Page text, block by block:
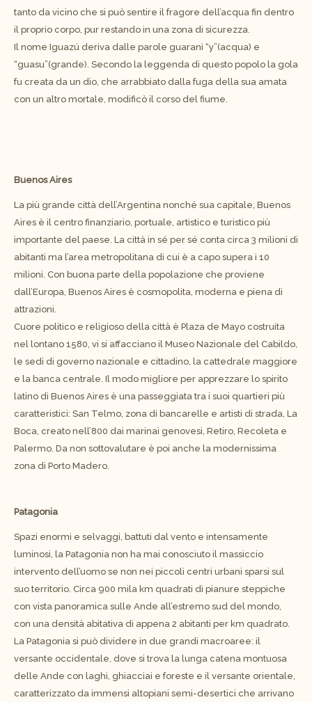
tanto da vicino che si può sentire il fragore dell’acqua fin dentro
il proprio corpo, pur restando in una zona di sicurezza.
Il nome Iguazú deriva dalle parole guaranì “y”(acqua) e
“guasu”(grande). Secondo la leggenda di questo popolo la gola
fu creata da un dio, che arrabbiato dalla fuga della sua amata
con un altro mortale, modificò il corso del fiume.
Buenos Aires
La più grande città dell’Argentina nonché sua capitale, Buenos
Aires è il centro finanziario, portuale, artistico e turistico più
importante del paese. La città in sé per sé conta circa 3 milioni di
abitanti ma l’area metropolitana di cui è a capo supera i 10
milioni. Con buona parte della popolazione che proviene
dall’Europa, Buenos Aires è cosmopolita, moderna e piena di
attrazioni.
Cuore politico e religioso della città è Plaza de Mayo costruita
nel lontano 1580, vi si affacciano il Museo Nazionale del Cabildo,
le sedi di governo nazionale e cittadino, la cattedrale maggiore
e la banca centrale. Il modo migliore per apprezzare lo spirito
latino di Buenos Aires è una passeggiata tra i suoi quartieri più
caratteristici: San Telmo, zona di bancarelle e artisti di strada, La
Boca, creato nell’800 dai marinai genovesi, Retiro, Recoleta e
Palermo. Da non sottovalutare è poi anche la modernissima
zona di Porto Madero.
Patagonia
Spazi enormi e selvaggi, battuti dal vento e intensamente
luminosi, la Patagonia non ha mai conosciuto il massiccio
intervento dell’uomo se non nei piccoli centri urbani sparsi sul
suo territorio. Circa 900 mila km quadrati di pianure steppiche
con vista panoramica sulle Ande all’estremo sud del mondo,
con una densità abitativa di appena 2 abitanti per km quadrato.
La Patagonia si può dividere in due grandi macroaree: il
versante occidentale, dove si trova la lunga catena montuosa
delle Ande con laghi, ghiacciai e foreste e il versante orientale,
caratterizzato da immensi altopiani semi-desertici che arrivano